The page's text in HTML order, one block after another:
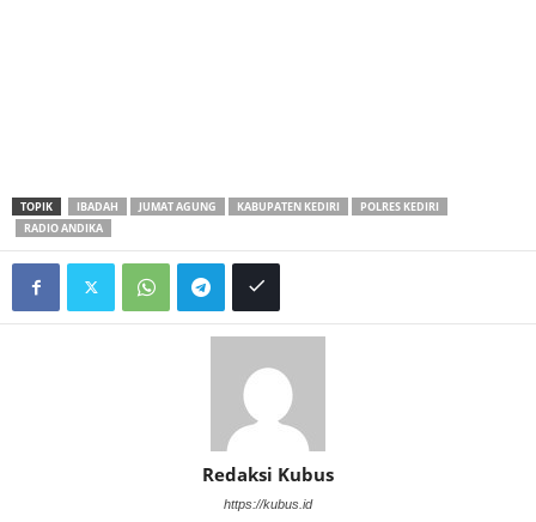
TOPIK IBADAH JUMAT AGUNG KABUPATEN KEDIRI
POLRES KEDIRI
RADIO ANDIKA
Redaksi Kubus
https://kubus.id